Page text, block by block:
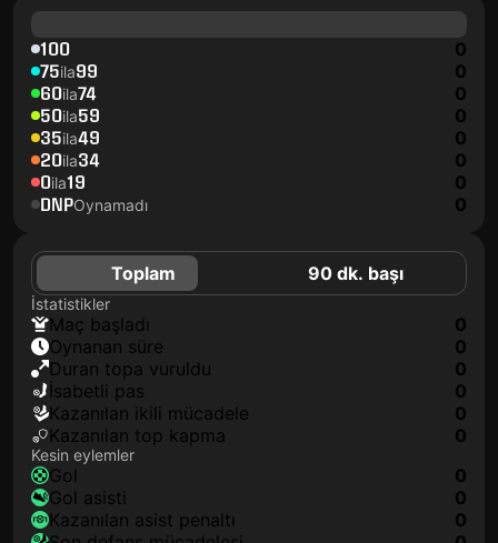
100 0
75ila99 0
60ila74 0
50ila59 0
35ila49 0
20ila34 0
0ila19 0
DNPOynamadı 0
Toplam 90 dk. başı
İstatistikler
maç başladı
0
oynanan süre
0
duran topa vuruldu
0
isabetli pas
0
kazanılan ikili mücadele
0
kazanılan top kapma
0
Kesin eylemler
gol
0
gol asisti
0
kazanılan asist penaltı
0